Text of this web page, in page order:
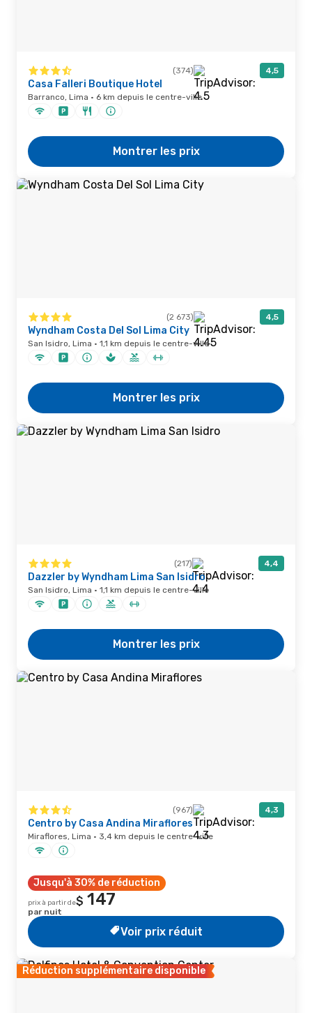
(374) 4,5
Casa Falleri Boutique Hotel
Barranco, Lima · 6 km depuis le centre-ville
Montrer les prix
(2 673) 4,5
Wyndham Costa Del Sol Lima City
San Isidro, Lima · 1,1 km depuis le centre-ville
Montrer les prix
(217) 4,4
Dazzler by Wyndham Lima San Isidro
San Isidro, Lima · 1,1 km depuis le centre-ville
Montrer les prix
(967) 4,3
Centro by Casa Andina Miraflores
Miraflores, Lima · 3,4 km depuis le centre-ville
Jusqu'à 30% de réduction
prix à partir de$ 147
par nuit
Voir prix réduit
Réduction supplémentaire disponible